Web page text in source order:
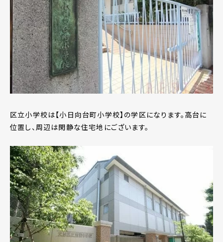
区立小学校は【小日向台町小学校】の学区になります。高台に
位置し、周辺は閑静な住宅地にございます。